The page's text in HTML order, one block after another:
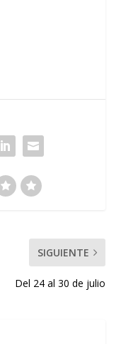
SIGUIENTE
Del 24 al 30 de julio